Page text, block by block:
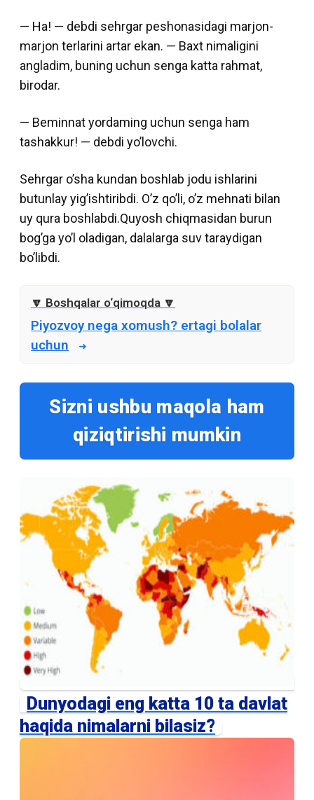
— Ha! — debdi sehrgar peshonasidagi marjon-
marjon terlarini artar ekan. — Baxt nimaligini
angladim, buning uchun senga katta rahmat,
birodar.
— Beminnat yordaming uchun senga ham
tashakkur! — debdi yo’lovchi.
Sehrgar o’sha kundan boshlab jodu ishlarini
butunlay yig’ishtiribdi. O’z qo’li, o’z mehnati bilan
uy qura boshlabdi.Quyosh chiqmasidan burun
bog’ga yo’l oladigan, dalalarga suv taraydigan
bo’libdi.
Piyozvoy nega xomush? ertagi bolalar
uchun
Sizni ushbu maqola ham
qiziqtirishi mumkin
Dunyodagi eng katta 10 ta davlat
haqida nimalarni bilasiz?